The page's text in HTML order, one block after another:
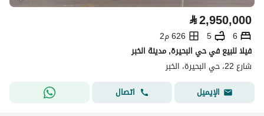
⃁2,950,000
6
5
626 م2
فيلا للبيع في حي البحيرة, مدينة الخبر
شارع 22، حي البحيرة، الخبر
الإيميل
اتصال